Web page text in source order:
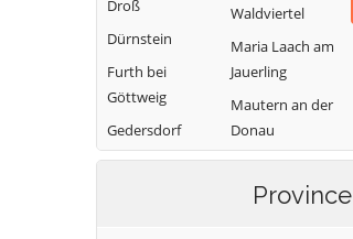
Droß
Dürnstein
Furth bei
Göttweig
Gedersdorf
Gföhl
Waldviertel
Maria Laach am
Jauerling
Mautern an der
Donau
Mühldorf
Paudorf
Province